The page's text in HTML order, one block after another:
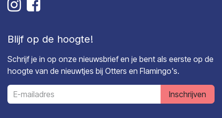
Blijf op de hoogte!
Schrijf je in op onze nieuwsbrief en je bent als eerste op de
hoogte van de nieuwtjes bij Otters en Flamingo's.
Inschrijven